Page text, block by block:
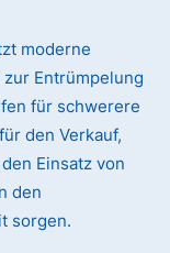
moderne
Entrümpelung
für schwerere
den Verkauf,
Einsatz von
den
sorgen.